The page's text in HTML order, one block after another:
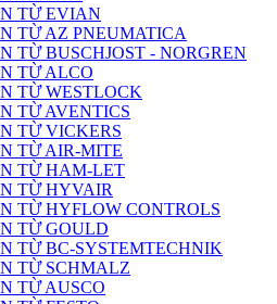
TỪ EVIAN
TỪ AZ PNEUMATICA
TỪ BUSCHJOST - NORGREN
TỪ ALCO
TỪ WESTLOCK
TỪ AVENTICS
TỪ VICKERS
TỪ AIR-MITE
TỪ HAM-LET
TỪ HYVAIR
TỪ HYFLOW CONTROLS
TỪ GOULD
TỪ BC-SYSTEMTECHNIK
TỪ SCHMALZ
TỪ AUSCO